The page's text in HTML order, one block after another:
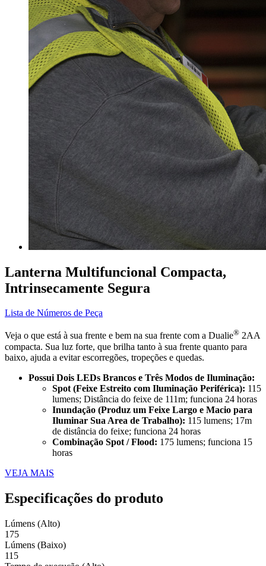
Lanterna Multifuncional Compacta,
Intrinsecamente Segura
Lista de Números de Peça
Veja o que está à sua frente e bem na sua frente com a Dualie® 2AA
compacta. Sua luz forte, que brilha tanto à sua frente quanto para
baixo, ajuda a evitar escorregões, tropeções e quedas.
Possui Dois LEDs Brancos e Três Modos de Iluminação:
Spot (Feixe Estreito com Iluminação Periférica): 115
lumens; Distância do feixe de 111m; funciona 24 horas
Inundação (Produz um Feixe Largo e Macio para
Iluminar Sua Area de Trabalho): 115 lumens; 17m
de distância do feixe; funciona 24 horas
Combinação Spot / Flood: 175 lumens; funciona 15
horas
VEJA MAIS
Especificações do produto
Lúmens (Alto)
175
Lúmens (Baixo)
115